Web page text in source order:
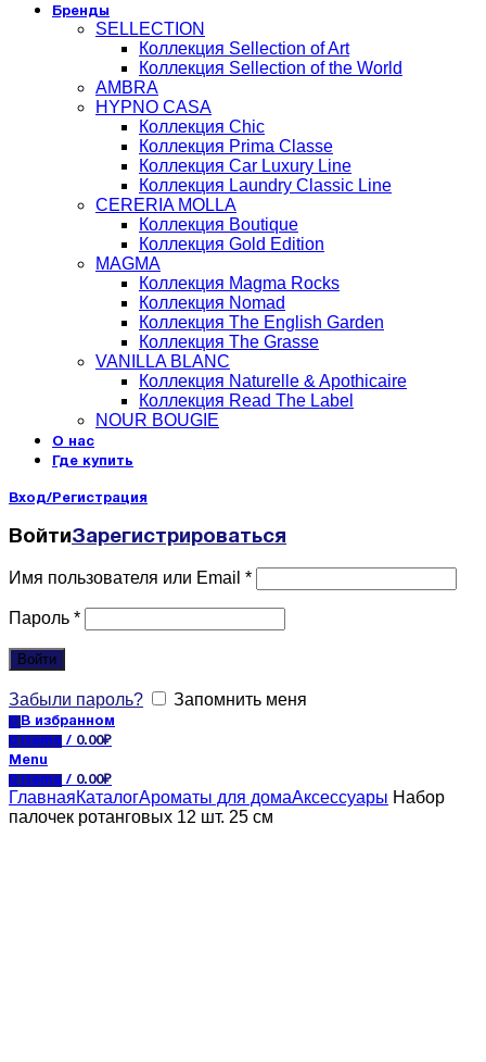
Бренды
SELLECTION
Коллекция Sellection of Art
Коллекция Sellection of the World
AMBRA
HYPNO CASA
Коллекция Chic
Коллекция Prima Classe
Коллекция Car Luxury Line
Коллекция Laundry Classic Line
CERERIA MOLLA
Коллекция Boutique
Коллекция Gold Edition
MAGMA
Коллекция Magma Rocks
Коллекция Nomad
Коллекция The English Garden
Коллекция The Grasse
VANILLA BLANC
Коллекция Naturelle & Apothicaire
Коллекция Read The Label
NOUR BOUGIE
О нас
Где купить
Вход/Регистрация
ВойтиЗарегистрироваться
Имя пользователя или Email *
Пароль *
Войти
Забыли пароль? Запомнить меня
0 В избранном
0
items / 0.00₽
Menu
0
items / 0.00₽
ГлавнаяКаталогАроматы для домаАксессуары Набор
палочек ротанговых 12 шт. 25 см